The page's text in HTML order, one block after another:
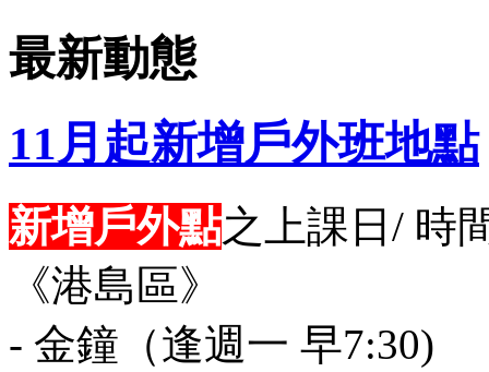
最新動態
11月起新增戶外班地點
新增戶外點之上課日/ 時
《港島區》
- 金鐘（逢週一 早7:30)